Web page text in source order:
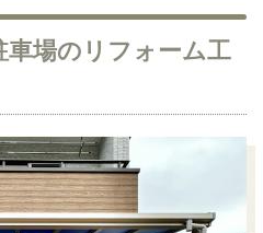
車場のリフォーム工